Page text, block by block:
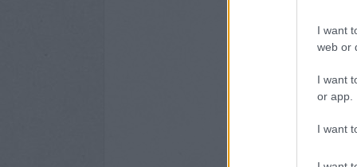
I want
web or
I want
or app.
I want